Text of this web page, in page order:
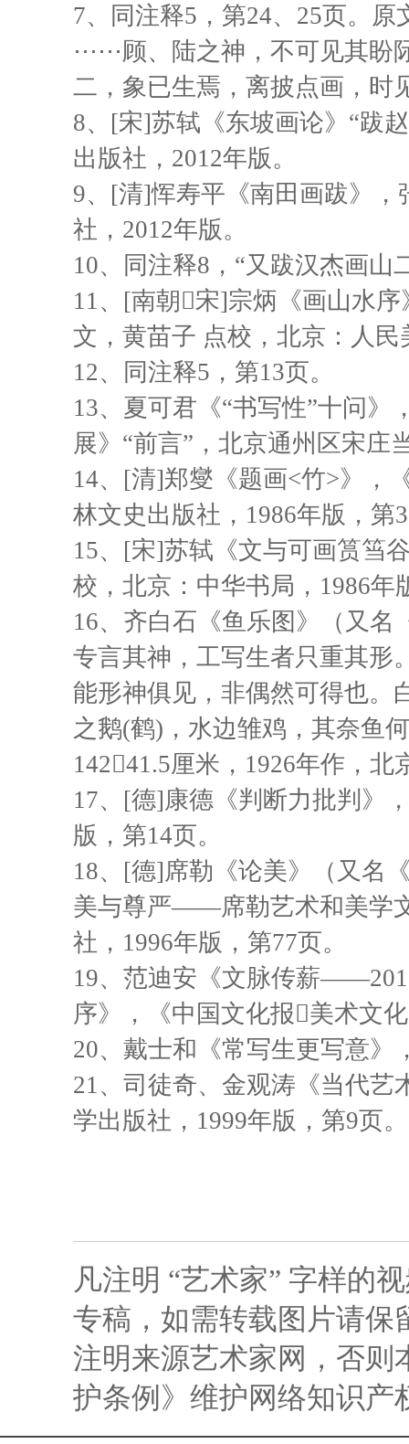
7、同注释5，第24、25页。
⋯⋯顾、陆之神，不可见其盼
二，象已生焉，离披点画，时
8、[宋]苏轼《东坡画论》“跋
出版社，2012年版。
9、[清]恽寿平《南田画跋》
社，2012年版。
10、同注释8，“又跋汉杰画山
11、[南朝宋]宗炳《画山水
文，黄苗子 点校，北京：人
12、同注释5，第13页。
13、夏可君《“书写性”十问
展》“前言”，北京通州区宋庄
14、[清]郑燮《题画<竹>》，
林文史出版社，1986年版，第
15、[宋]苏轼《文与可画筼筜
校，北京：中华书局，1986年
16、齐白石《鱼乐图》（又名
专言其神，工写生者只重其形
能形神俱见，非偶然可得也。
之鹅(鹤)，水边雏鸡，其奈鱼
14241.5厘米，1926年作，北
17、[德]康德《判断力批判》
版，第14页。
18、[德]席勒《论美》（又名
美与尊严——席勒艺术和美学
社，1996年版，第77页。
19、范迪安《文脉传薪
序》，《中国文化报美术文
20、戴士和《常写生更写意》
21、司徒奇、金观涛《当代艺
学出版社，1999年版，第9页。
凡注明 “艺术家” 字样的
专稿，如需转载图片请保
注明来源艺术家网，否则
护条例》维护网络知识产